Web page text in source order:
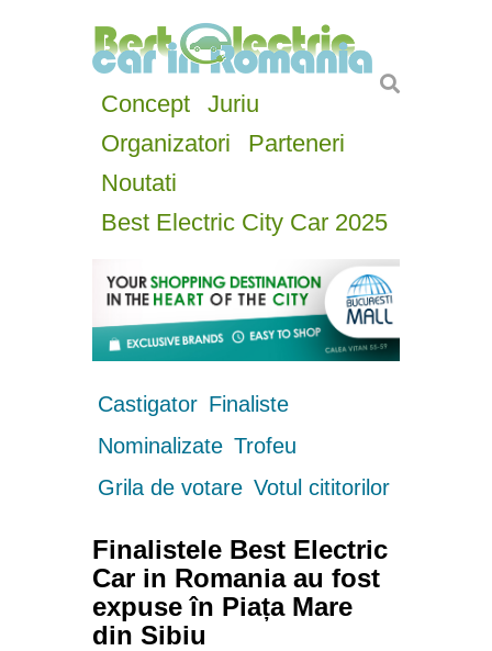
Concept
Juriu
Organizatori
Parteneri
Noutati
Best Electric City Car 2025
Castigator Finaliste
Nominalizate Trofeu
Grila de votare Votul cititorilor
Finalistele Best Electric
Car in Romania au fost
expuse în Piața Mare
din Sibiu